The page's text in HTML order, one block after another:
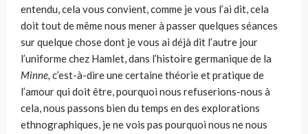
entendu, cela vous convient, comme je vous l’ai dit, cela
doit tout de même nous mener à pas­ser quelques séances
sur quelque chose dont je vous ai déjà dit l’autre jour
l’uniforme chez Hamlet, dans l’histoire germanique de la
Minne, c’est-à-dire une certaine théorie et pratique de
l’amour qui doit être, pourquoi nous refuserions-nous à
cela, nous passons bien du temps en des explorations
ethnographiques, je ne vois pas pourquoi nous ne nous